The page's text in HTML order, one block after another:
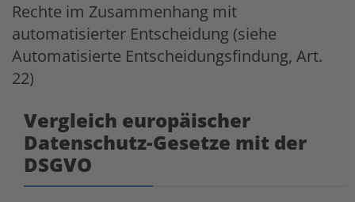
Rechte im Zusammenhang mit
automatisierter Entscheidung (siehe
Automatisierte Entscheidungsfindung, Art.
22)
Vergleich europäischer
Datenschutz-Gesetze mit der
DSGVO